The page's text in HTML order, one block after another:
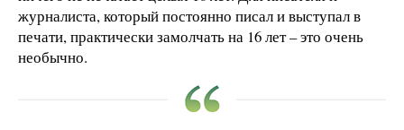
журналиста, который постоянно писал и выступал в
печати, практически замолчать на 16 лет – это очень
необычно.